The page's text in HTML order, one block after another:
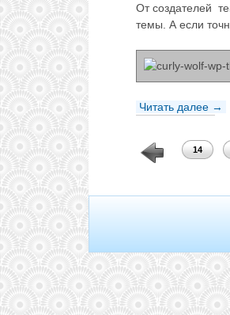
От создателей
темы. А если
Читать далее →
10 11 13 14